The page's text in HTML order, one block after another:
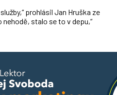
prohlásil Jan Hruška ze
nehodě, stalo se to v depu,“